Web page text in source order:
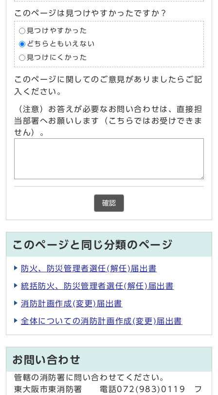
このページは見つけやすかったですか？
見つけやすかった
どちらともいえない
見つけにくかった
このページに関してのご意見がありましたらご記
入ください。
（注意）お答えが必要なお問い合わせは、直接担
当部署へお願いします（こちらではお受けできま
せん）。
確認
このページと同じ分類のページ
防火、防災管理者選任(解任)届出書
統括防火、防災管理者選任(解任)届出書
消防計画作成(変更)届出書
全体についての消防計画作成(変更)届出書
お問い合わせ
管轄の消防署に問い合わせてください。
東大阪市東消防署 電話072(983)0119 フ